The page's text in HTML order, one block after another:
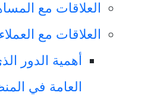
العلاقات مع
العلاقات مع العملاء
أهمية الدور
العامة في